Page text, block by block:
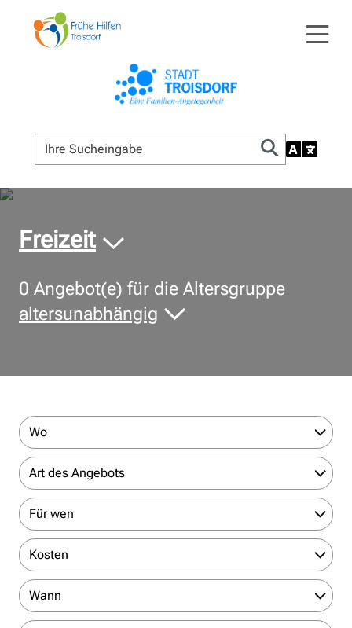
© Bildnachweis
Freizeit
0 Angebot(e) für die Altersgruppe
altersunabhängig
Wo
Art des Angebots
Für wen
Kosten
Wann